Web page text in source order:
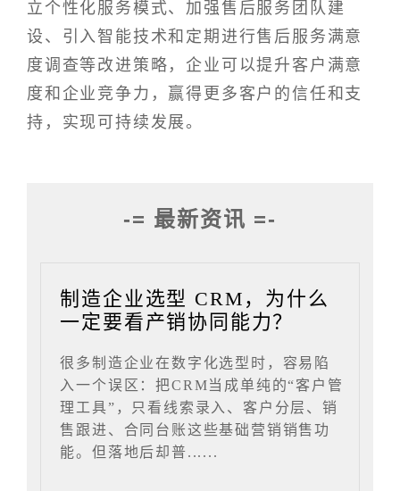
立个性化服务模式、加强售后服务团队建
设、引入智能技术和定期进行售后服务满意
度调查等改进策略，企业可以提升客户满意
度和企业竞争力，赢得更多客户的信任和支
持，实现可持续发展。
-= 最新资讯 =-
制造企业选型 CRM，为什么
一定要看产销协同能力？
很多制造企业在数字化选型时，容易陷
入一个误区：把CRM当成单纯的“客户管
理工具”，只看线索录入、客户分层、销
售跟进、合同台账这些基础营销销售功
能。但落地后却普......